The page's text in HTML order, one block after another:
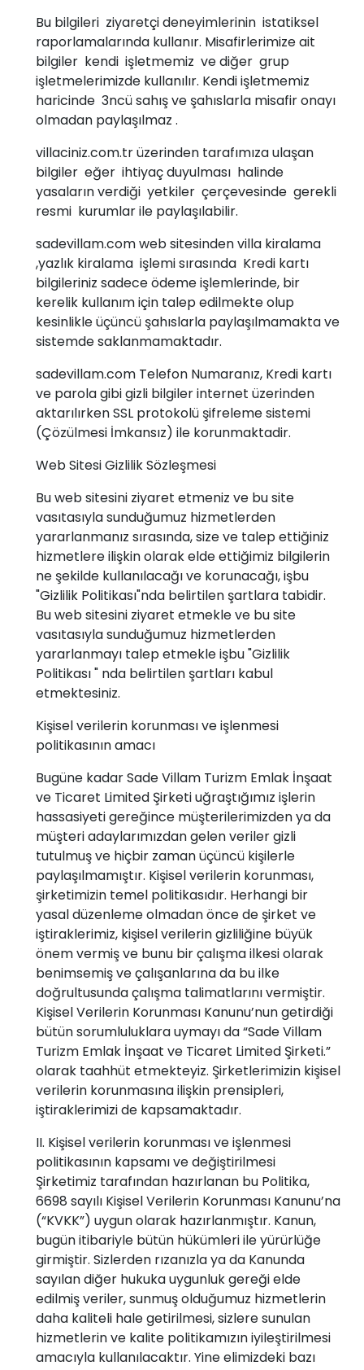
Bu bilgileri ziyaretçi deneyimlerinin istatiksel
raporlamalarında kullanır. Misafirlerimize ait
bilgiler kendi işletmemiz ve diğer grup
işletmelerimizde kullanılır. Kendi işletmemiz
haricinde 3ncü sahış ve şahıslarla misafir onayı
olmadan paylaşılmaz .
villaciniz.com.tr üzerinden tarafımıza ulaşan
bilgiler eğer ihtiyaç duyulması halinde
yasaların verdiği yetkiler çerçevesinde gerekli
resmi kurumlar ile paylaşılabilir.
sadevillam.com web sitesinden villa kiralama
,yazlık kiralama işlemi sırasında Kredi kartı
bilgileriniz sadece ödeme işlemlerinde, bir
kerelik kullanım için talep edilmekte olup
kesinlikle üçüncü şahıslarla paylaşılmamakta ve
sistemde saklanmamaktadır.
sadevillam.com Telefon Numaranız, Kredi kartı
ve parola gibi gizli bilgiler internet üzerinden
aktarılırken SSL protokolü şifreleme sistemi
(Çözülmesi İmkansız) ile korunmaktadir.
Web Sitesi Gizlilik Sözleşmesi
Bu web sitesini ziyaret etmeniz ve bu site
vasıtasıyla sunduğumuz hizmetlerden
yararlanmanız sırasında, size ve talep ettiğiniz
hizmetlere ilişkin olarak elde ettiğimiz bilgilerin
ne şekilde kullanılacağı ve korunacağı, işbu
"Gizlilik Politikası"nda belirtilen şartlara tabidir.
Bu web sitesini ziyaret etmekle ve bu site
vasıtasıyla sunduğumuz hizmetlerden
yararlanmayı talep etmekle işbu "Gizlilik
Politikası " nda belirtilen şartları kabul
etmektesiniz.
Kişisel verilerin korunması ve işlenmesi
politikasının amacı
Bugüne kadar Sade Villam Turizm Emlak İnşaat
ve Ticaret Limited Şirketi uğraştığımız işlerin
hassasiyeti gereğince müşterilerimizden ya da
müşteri adaylarımızdan gelen veriler gizli
tutulmuş ve hiçbir zaman üçüncü kişilerle
paylaşılmamıştır. Kişisel verilerin korunması,
şirketimizin temel politikasıdır. Herhangi bir
yasal düzenleme olmadan önce de şirket ve
iştiraklerimiz, kişisel verilerin gizliliğine büyük
önem vermiş ve bunu bir çalışma ilkesi olarak
benimsemiş ve çalışanlarına da bu ilke
doğrultusunda çalışma talimatlarını vermiştir.
Kişisel Verilerin Korunması Kanunu’nun getirdiği
bütün sorumluluklara uymayı da “Sade Villam
Turizm Emlak İnşaat ve Ticaret Limited Şirketi.”
olarak taahhüt etmekteyiz. Şirketlerimizin kişisel
verilerin korunmasına ilişkin prensipleri,
iştiraklerimizi de kapsamaktadır.
II. Kişisel verilerin korunması ve işlenmesi
politikasının kapsamı ve değiştirilmesi
Şirketimiz tarafından hazırlanan bu Politika,
6698 sayılı Kişisel Verilerin Korunması Kanunu’na
(“KVKK”) uygun olarak hazırlanmıştır. Kanun,
bugün itibariyle bütün hükümleri ile yürürlüğe
girmiştir. Sizlerden rızanızla ya da Kanunda
sayılan diğer hukuka uygunluk gereği elde
edilmiş veriler, sunmuş olduğumuz hizmetlerin
daha kaliteli hale getirilmesi, sizlere sunulan
hizmetlerin ve kalite politikamızın iyileştirilmesi
amacıyla kullanılacaktır. Yine elimizdeki bazı